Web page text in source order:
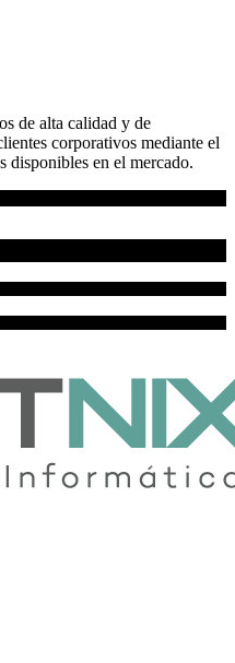
de alta calidad y de
corporativos mediante el
disponibles en el mercado.